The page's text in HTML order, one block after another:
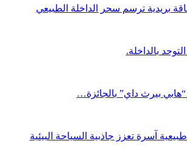
بريدية ترسم سحر الداخلة الطبيعي
بالداخلة.
بيرث داي” بالجائزة…
آسرة تعزز جاذبية السياحة البيئية